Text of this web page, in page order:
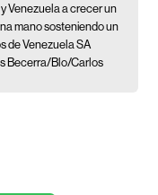
Venezuela a crecer un
mano sosteniendo un
de Venezuela SA
Becerra/Blo/Carlos